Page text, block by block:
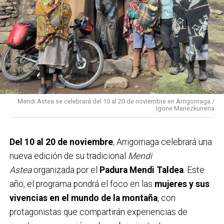
2019. En el ámbito económico, se destinan40.500
eurosa ayudas para formación e inserción laboral, y
se mantiene la campaña dearrigobonos para
reforzar el comercio local. Además, las cuentas
recogen partidas paraMedio Ambiente, Euskera,
Cultura y Deporte, con el propósito de fomentar el
bienestar social y el desarrollo integral del municipio
Mendi Astea se celebrará del 10 al 20 de noviembre en Arrigorriaga /
Igone Mariezkurrena
Del 10 al 20 de noviembre, Arrigorriaga celebrará una
nueva edición de su tradicional Mendi
Asteaorganizada por el Padura Mendi Taldea. Este
año, el programa pondrá el foco en las mujeres y sus
vivencias en el mundo de la montaña, con
protagonistas que compartirán experiencias de